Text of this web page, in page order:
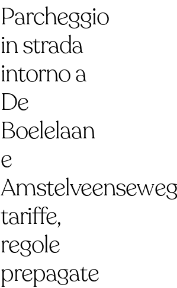
Parcheggio
in strada
intorno a
De
Boelelaan
e
tariffe,
regole
prepagate